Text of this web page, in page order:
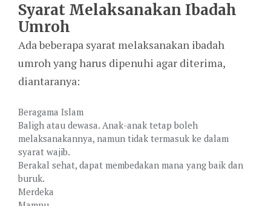
Syarat Melaksanakan Ibadah
Umroh
Ada beberapa syarat melaksanakan ibadah
umroh yang harus dipenuhi agar diterima,
diantaranya:
Beragama Islam
Baligh atau dewasa. Anak-anak tetap boleh
melaksanakannya, namun tidak termasuk ke dalam
syarat wajib.
Berakal sehat, dapat membedakan mana yang baik dan
buruk.
Merdeka